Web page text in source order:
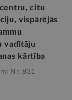
citu
vispārējās
vadītāju
kārtība
Nr. 831